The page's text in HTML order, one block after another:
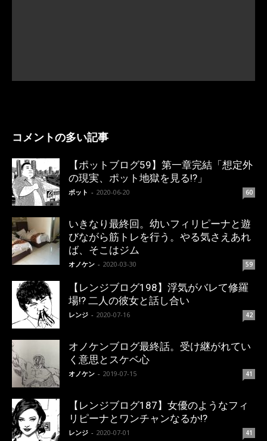
コメントの多い記事
【ポットブログ59】第一章完結「想定外
の現実、ポット地獄を見る!?」
ポット - 2020-06-20 60
いきなり最終回。幼いフィリピーナと遊
びながら筋トレを行う。やる気さえあれ
ば、そこはジム
オノケン - 2020-03-30 59
【レンジブログ198】浮気がバレて修羅
場!? 二人の彼女と話し合い
レンジ - 2020-07-16 42
オノケンブログ最終話。受け継がれてい
く意思とスケベ心
オノケン - 2019-07-15 41
【レンジブログ187】女優のようなフィ
リピーナとワンチャンなるか!?
レンジ - 2020-07-01 41